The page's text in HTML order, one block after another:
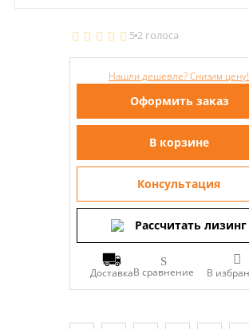
52 голоса
Нашли дешевле? Снизим цену!
Оформить заказ
В корзине
Консультация
Рассчитать лизинг
ДоставкаВ сравнение